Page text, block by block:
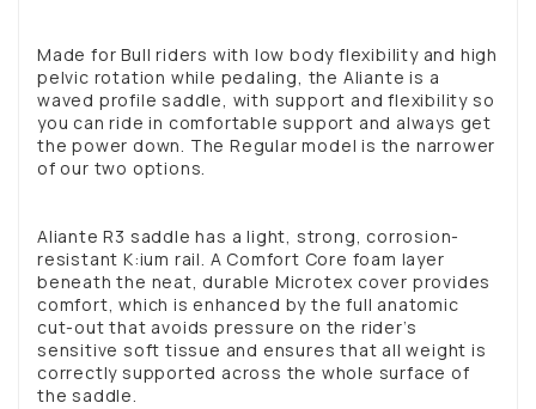
Made for Bull riders with low body flexibility and high
pelvic rotation while pedaling, the Aliante is a
waved profile saddle, with support and flexibility so
you can ride in comfortable support and always get
the power down. The Regular model is the narrower
of our two options.
Aliante R3 saddle has a light, strong, corrosion-
resistant K:ium rail. A Comfort Core foam layer
beneath the neat, durable Microtex cover provides
comfort, which is enhanced by the full anatomic
cut-out that avoids pressure on the rider’s
sensitive soft tissue and ensures that all weight is
correctly supported across the whole surface of
the saddle.